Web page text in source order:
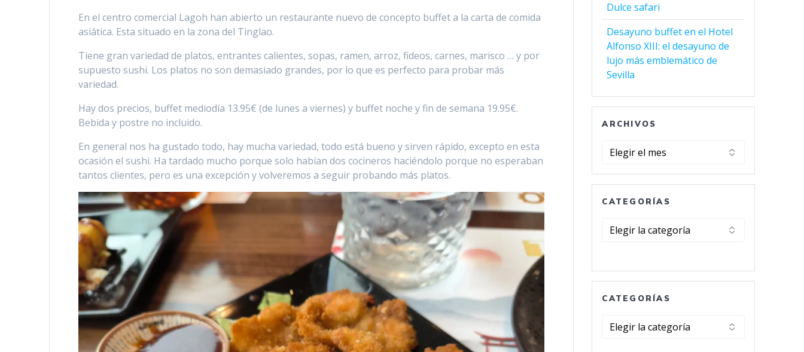
En el centro comercial Lagoh han abierto un restaurante nuevo de concepto buffet a la carta de comida
asiática. Esta situado en la zona del Tinglao.
Tiene gran variedad de platos, entrantes calientes, sopas, ramen, arroz, fideos, carnes, marisco … y por
supuesto sushi. Los platos no son demasiado grandes, por lo que es perfecto para probar más
variedad.
Hay dos precios, buffet mediodía 13.95€ (de lunes a viernes) y buffet noche y fin de semana 19.95€.
Bebida y postre no incluido.
En general nos ha gustado todo, hay mucha variedad, todo está bueno y sirven rápido, excepto en esta
ocasión el sushi. Ha tardado mucho porque solo habían dos cocineros haciéndolo porque no esperaban
tantos clientes, pero es una excepción y volveremos a seguir probando más platos.
Dulce safari
Desayuno buffet en el Hotel
Alfonso XIII: el desayuno de
lujo más emblemático de
Sevilla
ARCHIVOS
Archivos
CATEGORÍAS
Categorías
CATEGORÍAS
Categorías